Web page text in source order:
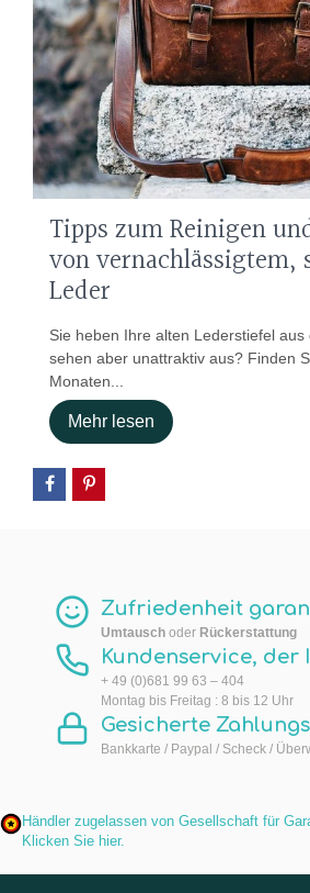
Tipps zum Reinigen
von vernachlässigtem,
Leder
Sie heben Ihre alten Lederstiefel aus
sehen aber unattraktiv aus? Finden
Monaten...
Mehr lesen
Zufriedenheit
Umtausch oder Rückerstattung
Kundenservice, der
+ 49 (0)681 99 63 – 404
Montag bis Freitag : 8 bis 12 Uhr
Gesicherte
Bankkarte / Paypal / Scheck /
Händler zugelassen von Gesellschaft für
Klicken Sie hier.